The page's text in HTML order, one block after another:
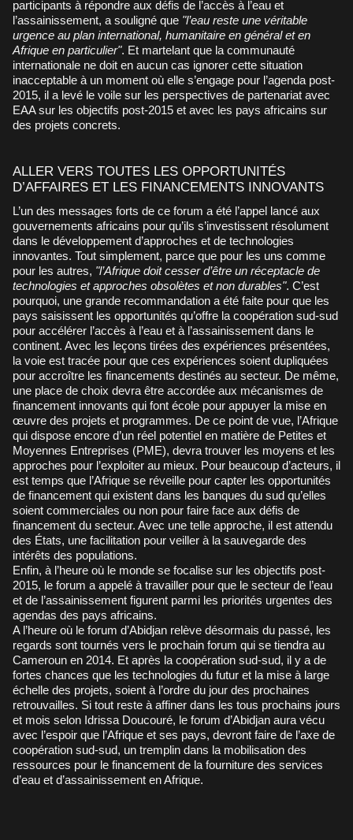
participants à répondre aux défis de l’accès à l’eau et
l’assainissement, a souligné que "l’eau reste une véritable
urgence au plan international, humanitaire en général et en
Afrique en particulier". Et martelant que la communauté
internationale ne doit en aucun cas ignorer cette situation
inacceptable à un moment où elle s’engage pour l’agenda post-
2015, il a levé le voile sur les perspectives de partenariat avec
EAA sur les objectifs post-2015 et avec les pays africains sur
des projets concrets.
ALLER VERS TOUTES LES OPPORTUNITÉS
D’AFFAIRES ET LES FINANCEMENTS INNOVANTS
L’un des messages forts de ce forum a été l’appel lancé aux
gouvernements africains pour qu’ils s’investissent résolument
dans le développement d’approches et de technologies
innovantes. Tout simplement, parce que pour les uns comme
pour les autres, "l’Afrique doit cesser d’être un réceptacle de
technologies et approches obsolètes et non durables". C’est
pourquoi, une grande recommandation a été faite pour que les
pays saisissent les opportunités qu’offre la coopération sud-sud
pour accélérer l’accès à l’eau et à l’assainissement dans le
continent. Avec les leçons tirées des expériences présentées,
la voie est tracée pour que ces expériences soient dupliquées
pour accroître les financements destinés au secteur. De même,
une place de choix devra être accordée aux mécanismes de
financement innovants qui font école pour appuyer la mise en
œuvre des projets et programmes. De ce point de vue, l’Afrique
qui dispose encore d’un réel potentiel en matière de Petites et
Moyennes Entreprises (PME), devra trouver les moyens et les
approches pour l’exploiter au mieux. Pour beaucoup d’acteurs, il
est temps que l’Afrique se réveille pour capter les opportunités
de financement qui existent dans les banques du sud qu’elles
soient commerciales ou non pour faire face aux défis de
financement du secteur. Avec une telle approche, il est attendu
des États, une facilitation pour veiller à la sauvegarde des
intérêts des populations.
Enfin, à l’heure où le monde se focalise sur les objectifs post-
2015, le forum a appelé à travailler pour que le secteur de l’eau
et de l’assainissement figurent parmi les priorités urgentes des
agendas des pays africains.
A l’heure où le forum d’Abidjan relève désormais du passé, les
regards sont tournés vers le prochain forum qui se tiendra au
Cameroun en 2014. Et après la coopération sud-sud, il y a de
fortes chances que les technologies du futur et la mise à large
échelle des projets, soient à l’ordre du jour des prochaines
retrouvailles. Si tout reste à affiner dans les tous prochains jours
et mois selon Idrissa Doucouré, le forum d’Abidjan aura vécu
avec l’espoir que l’Afrique et ses pays, devront faire de l’axe de
coopération sud-sud, un tremplin dans la mobilisation des
ressources pour le financement de la fourniture des services
d’eau et d’assainissement en Afrique.